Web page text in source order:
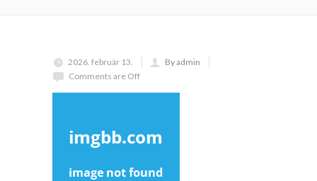
2026. február 13.
By admin
Comments are Off